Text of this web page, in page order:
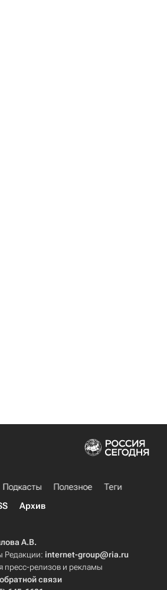
Подкасты Полезное
Теги
Архив
А.В.
Редакции:internet-group@ria.ru
релизов и рекламы
связи